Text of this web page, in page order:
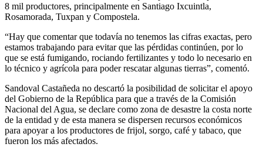
8 mil productores, principalmente en Santiago Ixcuintla,
Rosamorada, Tuxpan y Compostela.
“Hay que comentar que todavía no tenemos las cifras exactas, pero
estamos trabajando para evitar que las pérdidas continúen, por lo
que se está fumigando, rociando fertilizantes y todo lo necesario en
lo técnico y agrícola para poder rescatar algunas tierras”, comentó.
Sandoval Castañeda no descartó la posibilidad de solicitar el apoyo
del Gobierno de la República para que a través de la Comisión
Nacional del Agua, se declare como zona de desastre la costa norte
de la entidad y de esta manera se dispersen recursos económicos
para apoyar a los productores de frijol, sorgo, café y tabaco, que
fueron los más afectados.